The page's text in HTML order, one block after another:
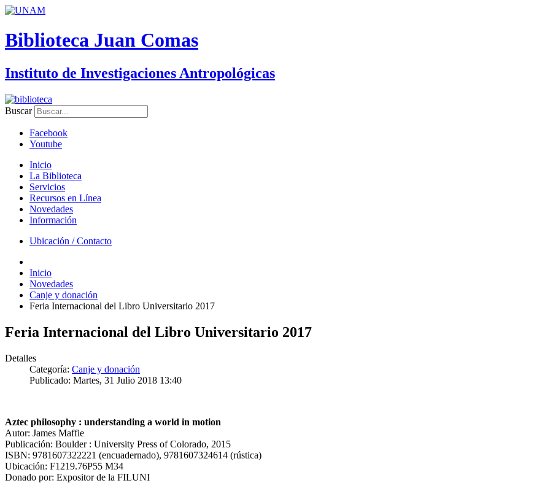
Biblioteca Juan Comas
Instituto de Investigaciones Antropológicas
Buscar
Facebook
Youtube
Inicio
La Biblioteca
Servicios
Recursos en Línea
Novedades
Información
Ubicación / Contacto
Inicio
Novedades
Canje y donación
Feria Internacional del Libro Universitario 2017
Feria Internacional del Libro Universitario 2017
Detalles
Categoría: Canje y donación
Publicado: Martes, 31 Julio 2018 13:40
Aztec philosophy : understanding a world in motion
Autor: James Maffie
Publicación: Boulder : University Press of Colorado, 2015
ISBN: 9781607322221 (encuadernado), 9781607324614 (rústica)
Ubicación: F1219.76P55 M34
Donado por: Expositor de la FILUNI